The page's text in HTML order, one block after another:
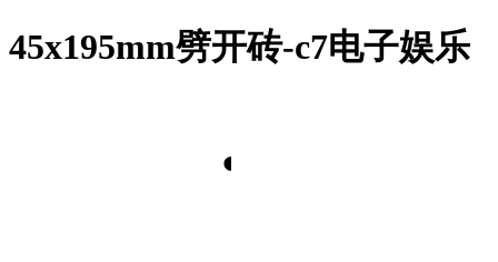
45x195mm劈开砖-c7电子娱乐